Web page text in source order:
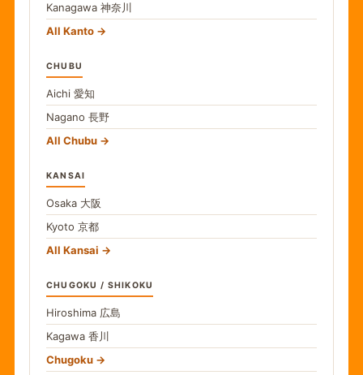
Kanagawa 神奈川
All Kanto
CHUBU
Aichi 愛知
Nagano 長野
All Chubu
KANSAI
Osaka 大阪
Kyoto 京都
All Kansai
CHUGOKU / SHIKOKU
Hiroshima 広島
Kagawa 香川
Chugoku